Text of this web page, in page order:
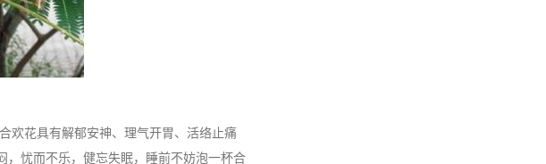
欢花具有解郁安神、理气开胃、活络止痛
，忧而不乐，健忘失眠，睡前不妨泡一杯合